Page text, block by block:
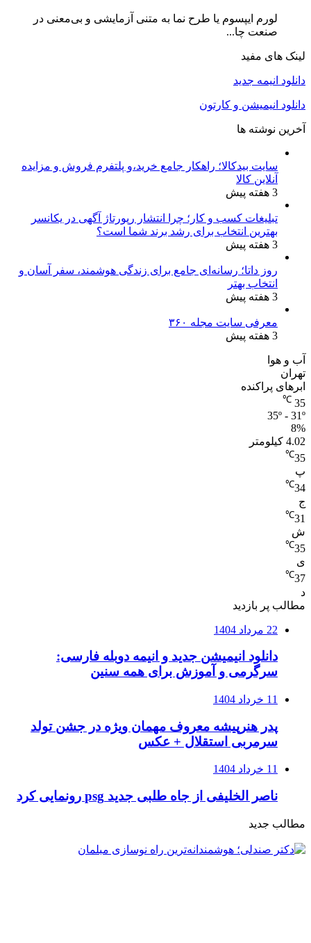
لورم ایپسوم یا طرح‌ نما به متنی آزمایشی و بی‌معنی در
صنعت چا...
لینک های مفید
دانلود انیمه جدید
دانلود انیمیشن و کارتون
آخرین نوشته ها
سایت بیدکالا؛ راهکار جامع خرید،و پلتفرم فروش و مزایده
آنلاین کالا
3 هفته پیش
تبلیغات کسب و کار؛ چرا انتشار رپورتاژ آگهی در یکانسر
بهترین انتخاب برای رشد برند شما است؟
3 هفته پیش
روز داتا؛ رسانه‌ای جامع برای زندگی هوشمند، سفر آسان و
انتخاب بهتر
3 هفته پیش
معرفی سایت مجله ۳۶۰
3 هفته پیش
آب و هوا
تهران
ابرهای پراکنده
35
℃
35º - 31º
8%
4.02 کیلومتر
35
℃
پ
34
℃
ج
31
℃
ش
35
℃
ی
37
℃
د
مطالب پر بازدید
22 مرداد 1404
دانلود انیمیشن جدید و انیمه دوبله فارسی:
سرگرمی و آموزش برای همه سنین
11 خرداد 1404
پدر هنرپیشه معروف مهمان ویژه در جشن تولد
سرمربی استقلال + عکس
11 خرداد 1404
ناصر الخلیفی از جاه طلبی جدید psg رونمایی کرد
مطالب جدید